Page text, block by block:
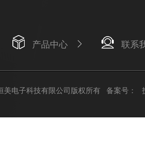
产品中心 联系
美电子科技有限公司版权所有 备案号：